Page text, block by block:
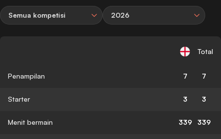
Semua kompetisi 2026
Total
Penampilan 7 7
Starter 3 3
Menit bermain 339 339